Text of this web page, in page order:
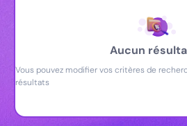
Aucun
Vous pouvez modifier vos critères de
résultats